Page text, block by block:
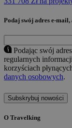
Podaj swój adres e-mail,
Podając swój
regularnych
korzyściach
danych osobowych.
Subskrybuj nowości
O Travelking